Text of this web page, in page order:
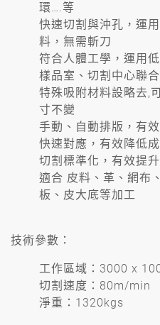
環….等
快速切割與沖孔，運
料，無需斬刀
符合人體工學，運用
樣品室、切割中心聯
特殊吸附材料設略去,
寸不變
手動、自動排版，有
快速對應，有效降低
切割標準化，有效提
適合 皮料、革、網布
板、皮大底等加工
技術參數：
工作區域：3000 x
切割速度：80m/min
淨重：1320kgs